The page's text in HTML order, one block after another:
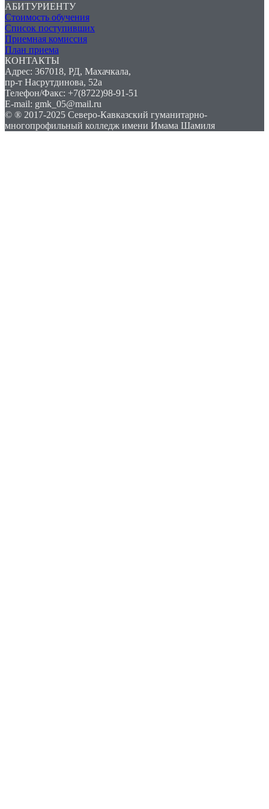
АБИТУРИЕНТУ
Стоимость обучения
Список поступивших
Приемная комиссия
План приема
КОНТАКТЫ
Адрес: 367018, РД, Махачкала,
пр-т Насрутдинова, 52а
Телефон/Факс: +7(8722)98-91-51
E-mail: gmk_05@mail.ru
© ® 2017-2025 Северо-Кавказский гуманитарно-
многопрофильный колледж имени Имама Шамиля